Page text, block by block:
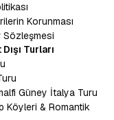
Korunması
Sözleşmesi
Turları
Güney İtalya Turu
Köyleri & Romantik